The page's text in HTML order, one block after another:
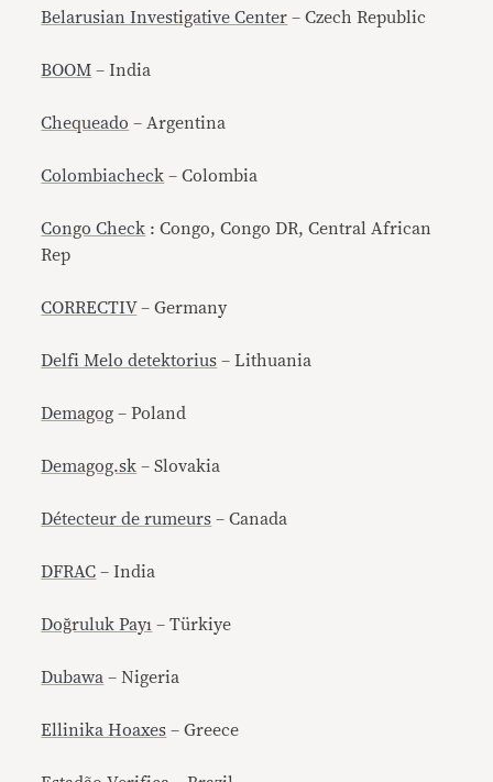
Belarusian Investigative Center – Czech Republic
BOOM – India
Chequeado – Argentina
Colombiacheck – Colombia
Congo Check : Congo, Congo DR, Central African
Rep
CORRECTIV– Germany
Delfi Melo detektorius – Lithuania
Demagog – Poland
Demagog.sk – Slovakia
Détecteur de rumeurs – Canada
DFRAC – India
Doğruluk Payı – Türkiye
Dubawa – Nigeria
Ellinika Hoaxes – Greece